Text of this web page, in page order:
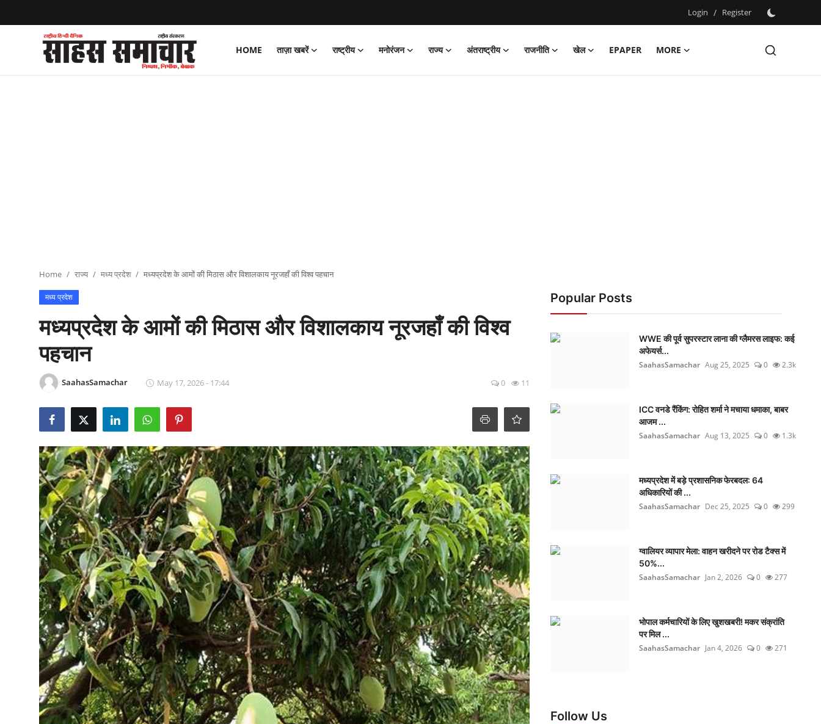
Login / Register
HOME ताज़ा खबरें राष्ट्रीय मनोरंजन राज्य अंतराष्ट्रीय राजनीति खेल EPAPER
MORE
Register
Home राज्य मध्य प्रदेश मध्यप्रदेश के आमों की मिठास और विशालकाय नूरजहाँ की विश्व पहचान
मध्य प्रदेश
मध्यप्रदेश के आमों की मिठास और विशालकाय नूरजहाँ की विश्व
पहचान
SaahasSamachar May 17, 2026 - 17:44 0 11
Popular Posts
WWE की पूर्व सुपरस्टार लाना की ग्लैमरस लाइफ: कई
अफेयर्स...
SaahasSamachar Aug 25, 2025 0 2.3k
ICC वनडे रैंकिंग: रोहित शर्मा ने मचाया धमाका, बाबर
आजम ...
SaahasSamachar Aug 13, 2025 0 1.3k
मध्यप्रदेश में बड़े प्रशासनिक फेरबदल: 64
अधिकारियों की ...
SaahasSamachar Dec 25, 2025 0 299
ग्वालियर व्यापार मेला: वाहन खरीदने पर रोड टैक्स में
50%...
SaahasSamachar Jan 2, 2026 0 277
भोपाल कर्मचारियों के लिए खुशखबरी! मकर संक्रांति
पर मिल ...
SaahasSamachar Jan 4, 2026 0 271
Follow Us